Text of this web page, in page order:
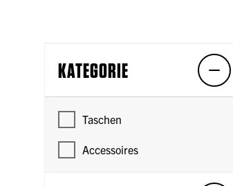
KATEGORIE
Taschen
Accessoires